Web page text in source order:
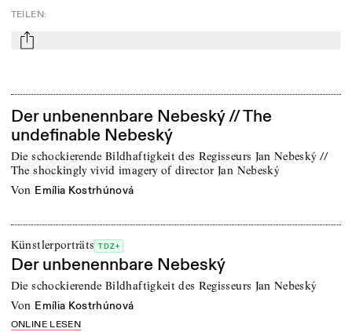
TEILEN:
mail
Der unbenennbare Nebeský // The
undefinable Nebeský
Die schockierende Bildhaftigkeit des Regisseurs Jan Nebeský //
The shockingly vivid imagery of director Jan Nebeský
von Emília Kostrhúnová
Künstlerporträts TDZ+
Der unbenennbare Nebeský
Die schockierende Bildhaftigkeit des Regisseurs Jan Nebeský
von Emília Kostrhúnová
ONLINE LESEN